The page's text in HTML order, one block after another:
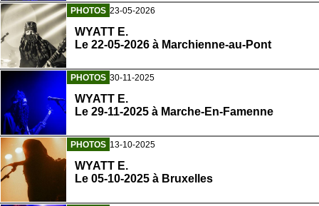
PHOTOS 23-05-2026
WYATT E.
Le 22-05-2026 à Marchienne-au-Pont
PHOTOS 30-11-2025
WYATT E.
Le 29-11-2025 à Marche-En-Famenne
PHOTOS 13-10-2025
WYATT E.
Le 05-10-2025 à Bruxelles